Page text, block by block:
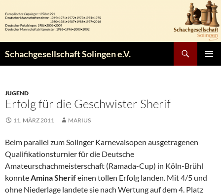
Inhalt
springen
Schachgesellschaft Solingen e.V.
JUGEND
Erfolg für die Geschwister Sherif
11. MÄRZ 2011 MARIUS
Beim parallel zum Solinger Karnevalsopen ausgetragenen
Qualifikationsturnier für die Deutsche
Amateurschachmeisterschaft (Ramada-Cup) in Köln-Brühl
konnteAmina Sherifeinen tollen Erfolg landen. Mit 4/5 und
ohne Niederlage landete sie nach Wertung auf dem 4. Platz